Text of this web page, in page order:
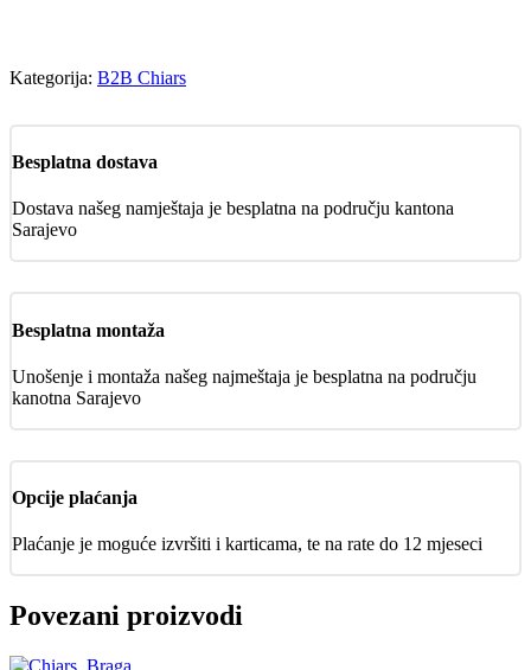
Kategorija: B2B Chiars
Besplatna dostava
Dostava našeg namještaja je besplatna na području kantona
Sarajevo
Besplatna montaža
Unošenje i montaža našeg najmeštaja je besplatna na području
kanotna Sarajevo
Opcije plaćanja
Plaćanje je moguće izvršiti i karticama, te na rate do 12 mjeseci
Povezani proizvodi